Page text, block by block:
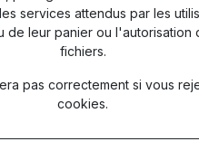
services attendus par les
de leur panier ou l'autorisation
fichiers.
pas correctement si vous
cookies.